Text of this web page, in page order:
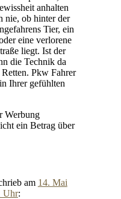
anhalten
nie, ob hinter der
Tier, ein
eine verlorene
liegt. Ist der
die Technik da
Pkw Fahrer
Ihrer gefühlten
Werbung
ein Betrag über
am 14. Mai
Uhr: